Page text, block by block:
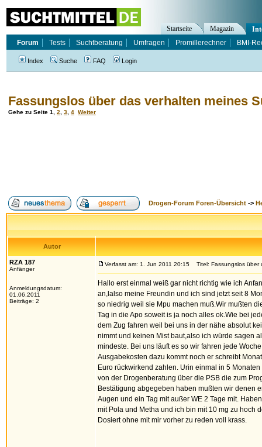
Fassungslos über das verhalten meines
Gehe zu Seite 1 2 3 4 Weiter
Drogen-Forum Foren-Übersicht ->
Autor
RZA 187
Anfänger
Anmeldungsdatum:
01.06.2011
Beiträge: 2
Verfasst am: 1. Jun 2011 20:15 Titel: Fassungslos über
Hallo erst einmal weiß gar nicht richtig wie ich
an,lalso meine Freundin und ich sind jetzt seit 8
so niedrig weil sie Mpu machen muß.Wir mußten
Tag in die Apo soweit is ja noch alles ok.Wie bei
dem Zug fahren weil bei uns in der nähe absolut
nimmt und keinen Mist baut,also ich würde sagen
mindeste. Bei uns läuft es so wir fahren jede
Ausgabekosten dazu kommt noch er schreibt
Euro rückwirkend zahlen. Urin einmal in 5
von der Drogenberatung über die PSB die zum
Bestätigung abgegeben haben mußten wir denen
Augen und ein Tag mit außer WE 2 Tage mit.
mit Pola und Metha und ich bin mit 10 mg zu hoch
Dosiert ohne mit mir vorher zu reden voll krass.
Startseite Magazin
Forum
Tests Suchtberatung Umfragen Promillerechner BMI-
Index Suche FAQ Login